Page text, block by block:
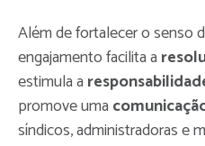
Além de fortalecer o senso
engajamento facilita a
estimula a
promove uma
síndicos, administradoras e